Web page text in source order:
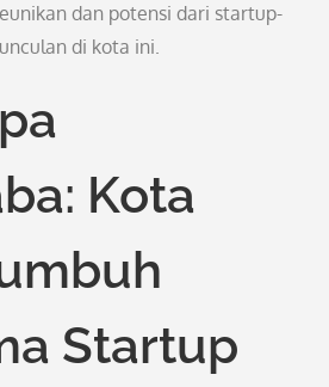
dan potensi dari startup-
di kota ini.
Kota
Startup